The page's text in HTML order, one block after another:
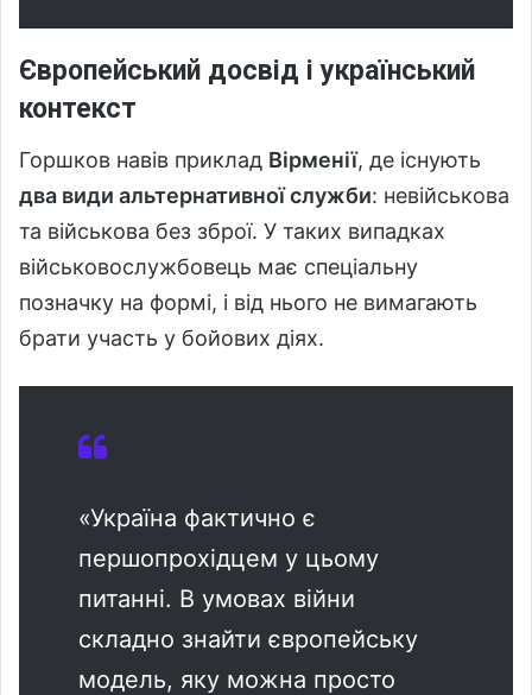
Європейський досвід і український
контекст
Горшков навів приклад Вірменії, де існують
два види альтернативної служби: невійськова
та військова без зброї. У таких випадках
військовослужбовець має спеціальну
позначку на формі, і від нього не вимагають
брати участь у бойових діях.
«Україна фактично є
першопрохідцем у цьому
питанні. В умовах війни
складно знайти європейську
модель, яку можна просто